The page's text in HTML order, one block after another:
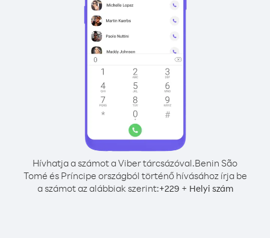
Hívhatja a számot a Viber tárcsázóval.Benin São
Tomé és Príncipe országból történő hívásához írja be
a számot az alábbiak szerint:+229 + Helyi szám